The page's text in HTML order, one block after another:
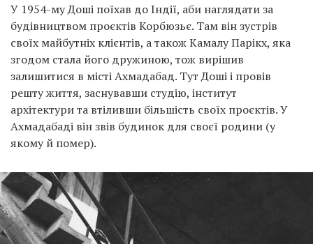
У 1954-му Доші поїхав до Індії, аби наглядати за
будівництвом проєктів Корбюзьє. Там він зустрів
своїх майбутніх клієнтів, а також Камалу Парікх, яка
згодом стала його дружиною, тож вирішив
залишитися в місті Ахмадабад. Тут Доші і провів
решту життя, заснувавши студію, інститут
архітектури та втіливши більшість своїх проєктів. У
Ахмадабаді він звів будинок для своєї родини (у
якому й помер).